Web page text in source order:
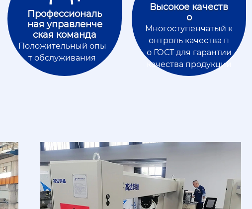
Профессиональ
ная управленче
ская команда
Положительный опы
т обслуживания
Высокое качеств
о
Многоступенчатый к
онтроль качества п
о ГОСТ для гарантии
качества продукции